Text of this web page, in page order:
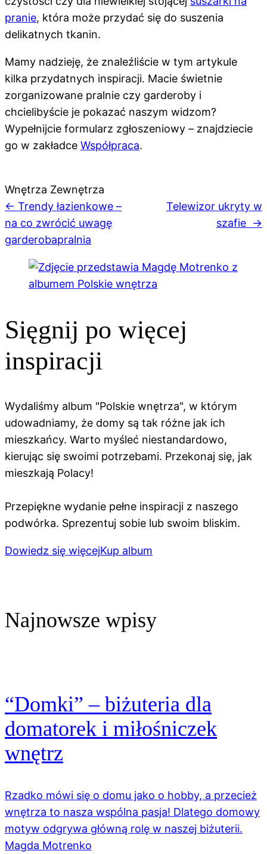
pranie, która może przydać się do suszenia
delikatnych tkanin.
Mamy nadzieję, że znaleźliście w tym artykule
kilka przydatnych inspiracji. Macie świetnie
zorganizowane pralnie czy garderoby i
chcielibyście je pokazać naszym widzom?
Wypełnijcie formularz zgłoszeniowy – znajdziecie
go w zakładce Współpraca.
Wnętrza Zewnętrza
Nawigacja
wpisu
← Trendy łazienkowe –
na co zwrócić uwagę
Telewizor ukryty w
szafie →
garderobapralnia
Sięgnij po więcej
inspiracji
Wydaliśmy album "Polskie wnętrza", w którym
udowadniamy, że domy są tak różne jak ich
mieszkańcy. Warto myśleć niestandardowo,
kierując się swoimi potrzebami. Przekonaj się, jak
mieszkają Polacy!
Przepiękne wydanie pełne inspiracji z naszego
podwórka. Sprezentuj sobie lub swoim bliskim.
Dowiedz się więcejKup album
Najnowsze wpisy
“Domki” – biżuteria dla
domatorek i miłośniczek
wnętrz
Rzadko mówi się o domu jako o hobby, a przecież
wnętrza to nasza wspólna pasja! Dlatego domowy
motyw odgrywa główną rolę w naszej biżuterii.
Magda Motrenko